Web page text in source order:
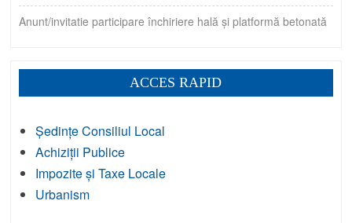
Anunt/invitatie participare închiriere hală și platformă betonată
ACCES RAPID
Ședințe Consiliul Local
Achiziții Publice
Impozite și Taxe Locale
Urbanism